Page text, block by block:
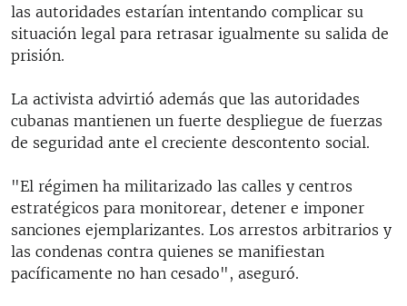
las autoridades estarían intentando complicar su
situación legal para retrasar igualmente su salida de
prisión.
La activista advirtió además que las autoridades
cubanas mantienen un fuerte despliegue de fuerzas
de seguridad ante el creciente descontento social.
"El régimen ha militarizado las calles y centros
estratégicos para monitorear, detener e imponer
sanciones ejemplarizantes. Los arrestos arbitrarios y
las condenas contra quienes se manifiestan
pacíficamente no han cesado", aseguró.